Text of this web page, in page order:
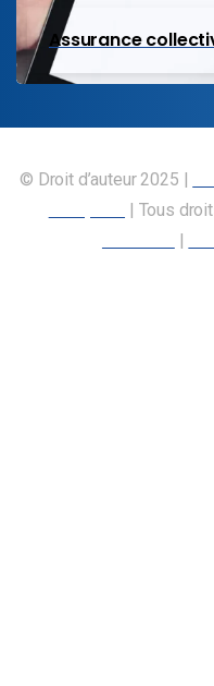
Assurance
© Droit d’auteur 2025 |
| Tous
|